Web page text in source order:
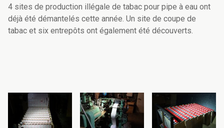
4 sites de production illégale de tabac pour pipe à eau ont
déjà été démantelés cette année. Un site de coupe de
tabac et six entrepôts ont également été découverts.